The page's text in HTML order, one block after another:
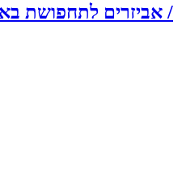
אביזרים לתחפושת באטמן קלאסית לבנים /